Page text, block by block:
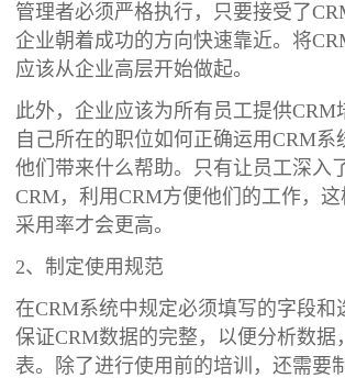
管理者必须严格执行，只要接受了
企业朝着成功的方向快速靠近。将
应该从企业高层开始做起。
此外，企业应该为所有员工提供CRM
自己所在的职位如何正确运用CRM系
他们带来什么帮助。只有让员工深入
CRM，利用CRM方便他们的工作，
采用率才会更高。
2、制定使用规范
在CRM系统中规定必须填写的字段和
保证CRM数据的完整，以便分析数据
表。除了进行使用前的培训，还需要